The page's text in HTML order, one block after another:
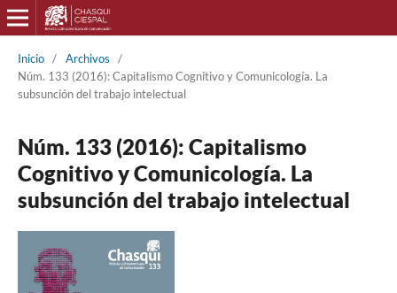
Inicio / Archivos
/
Núm. 133 (2016): Capitalismo Cognitivo y Comunicología. La
subsunción del trabajo intelectual
Núm. 133 (2016): Capitalismo
Cognitivo y Comunicología. La
subsunción del trabajo intelectual